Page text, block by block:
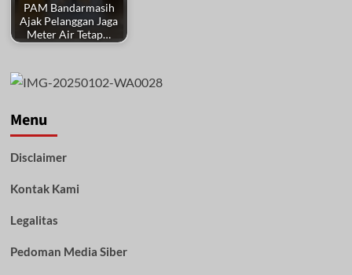
PAM Bandarmasih
Ajak Pelanggan Jaga
Meter Air Tetap…
Menu
Disclaimer
Kontak Kami
Legalitas
Pedoman Media Siber